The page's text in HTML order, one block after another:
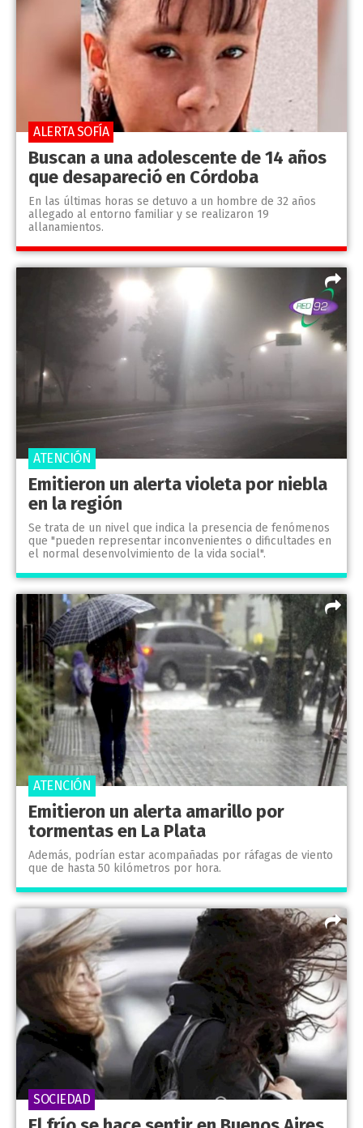
Buscan a una adolescente de 14 años
que desapareció en Córdoba
En las últimas horas se detuvo a un hombre de 32 años
allegado al entorno familiar y se realizaron 19
allanamientos.
ALERTA SOFÍA
Emitieron un alerta violeta por niebla
en la región
Se trata de un nivel que indica la presencia de fenómenos
que "pueden representar inconvenientes o dificultades en
el normal desenvolvimiento de la vida social".
ATENCIÓN
Emitieron un alerta amarillo por
tormentas en La Plata
Además, podrían estar acompañadas por ráfagas de viento
que de hasta 50 kilómetros por hora.
ATENCIÓN
SOCIEDAD